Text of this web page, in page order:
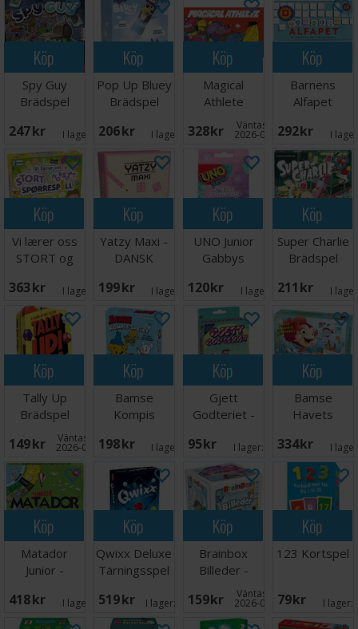
Köp
Spy Guy
Brädspel
247 SEK I lager: 4
Köp
Pop Up Bluey
Brädspel
206 SEK I lager: 3
Köp
Magical
Athlete
Brädspel
328 SEK Väntas in:
2026-09-30
Köp
Barnens
Alfapet
292 SEK I
Köp
Vi lærer oss
STORT og
NORSK
363 SEK I lager:
Köp
Yatzy Maxi -
DANSK
199 SEK I lager:
Köp
UNO Junior
Gabbys
Kortspel
120 SEK I lager: 3
Köp
Super Charlie
Brädspel
211 SEK I
Köp
Tally Up
Brädspel
149 SEK Väntas in:
2026-09-08
Köp
Bamse
Kompis
Brädspel
198 SEK I lager: 5
Köp
Gjett
Godteriet -
95 SEK I lager:
Köp
Bamse
Havets
Brädspel
334 SEK I
Köp
Matador
Junior -
418 SEK I lager: 5
Köp
Qwixx Deluxe
Tärningsspel
519 SEK I lager: 20+
Köp
Brainbox
Billeder -
DANSK
159 SEK Väntas in:
2026-08-15
Köp
123 Kortspel
79 SEK I lager: